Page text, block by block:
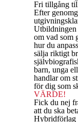
Fri tillgång
Efter
Utbildningen
om vad som
hur du
sälja riktigt
barn, unga
handlar om
för dig som
VÄRDE!
Fick du nej
att du ska
Hybridförlag